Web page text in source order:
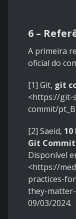
6 –
A primeira
oficial do
[1] Git, git
<https://git-
commit/
[2] Saeid,
Git
Disponível
<https://
practices-
they-
09/03/2024.